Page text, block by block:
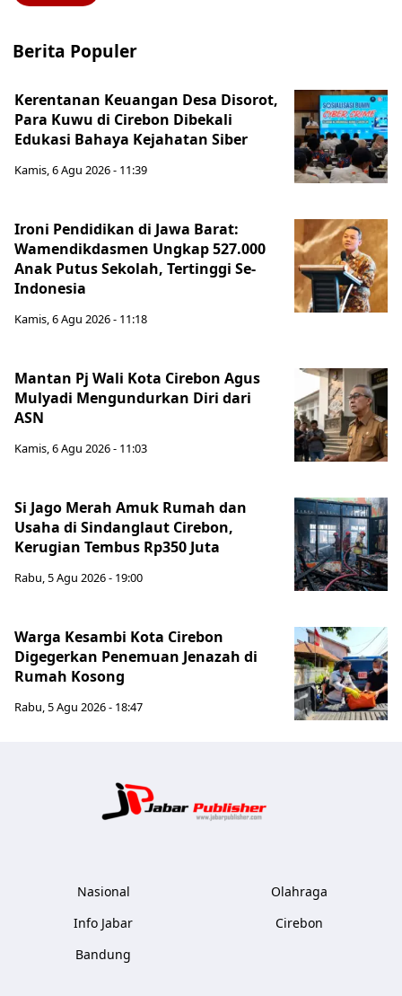
Berita Populer
Kerentanan Keuangan Desa Disorot,
Para Kuwu di Cirebon Dibekali
Edukasi Bahaya Kejahatan Siber
Kamis, 6 Agu 2026 - 11:39
Ironi Pendidikan di Jawa Barat:
Wamendikdasmen Ungkap 527.000
Anak Putus Sekolah, Tertinggi Se-
Indonesia
Kamis, 6 Agu 2026 - 11:18
Mantan Pj Wali Kota Cirebon Agus
Mulyadi Mengundurkan Diri dari
ASN
Kamis, 6 Agu 2026 - 11:03
Si Jago Merah Amuk Rumah dan
Usaha di Sindanglaut Cirebon,
Kerugian Tembus Rp350 Juta
Rabu, 5 Agu 2026 - 19:00
Warga Kesambi Kota Cirebon
Digegerkan Penemuan Jenazah di
Rumah Kosong
Rabu, 5 Agu 2026 - 18:47
Nasional
Info Jabar
Bandung
Olahraga
Cirebon